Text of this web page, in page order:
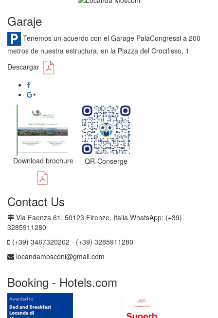
Garaje
Tenemos un acuerdo con el Garage PalaCongressi a 200
metros de nuestra estructura, en la Piazza del Crocifisso, 1
Descargar
Download brochure QR-Conserge
Contact Us
Via Faenza 61, 50123 Firenze, Italia WhatsApp: (+39)
3285911280
(+39) 3467320262 - (+39) 3285911280
locandamosconi@gmail.com
Booking - Hotels.com